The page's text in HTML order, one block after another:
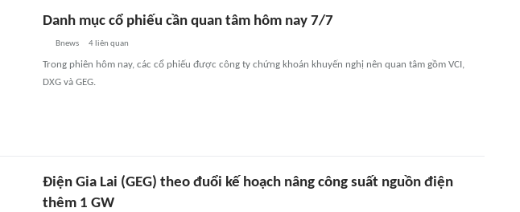
Danh mục cổ phiếu cần quan tâm hôm nay 7/7
Bnews 4 liên quan
Trong phiên hôm nay, các cổ phiếu được công ty chứng khoán khuyến nghị nên quan tâm gồm VCI,
DXG và GEG.
Điện Gia Lai (GEG) theo đuổi kế hoạch nâng công suất nguồn điện
thêm 1 GW